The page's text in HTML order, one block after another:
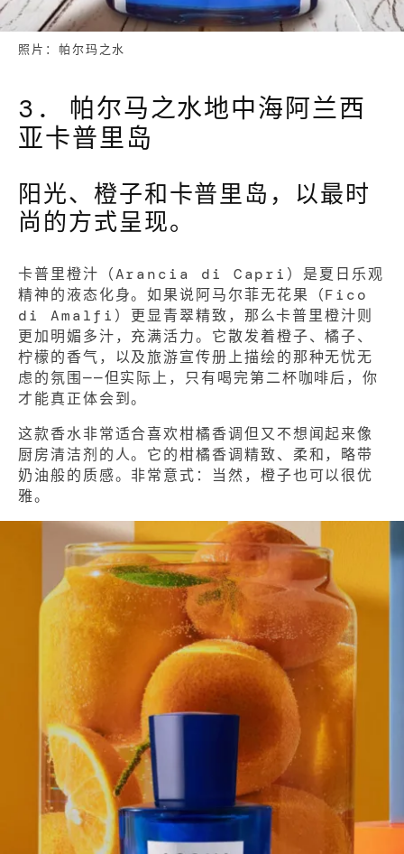
照片：帕尔玛之水
3. 帕尔马之水地中海阿兰西
亚卡普里岛
阳光、橙子和卡普里岛，以最时
尚的方式呈现。
卡普里橙汁（Arancia di Capri）是夏日乐观
精神的液态化身。如果说阿马尔菲无花果（Fico
di Amalfi）更显青翠精致，那么卡普里橙汁则
更加明媚多汁，充满活力。它散发着橙子、橘子、
柠檬的香气，以及旅游宣传册上描绘的那种无忧无
虑的氛围——但实际上，只有喝完第二杯咖啡后，你
才能真正体会到。
这款香水非常适合喜欢柑橘香调但又不想闻起来像
厨房清洁剂的人。它的柑橘香调精致、柔和，略带
奶油般的质感。非常意式：当然，橙子也可以很优
雅。